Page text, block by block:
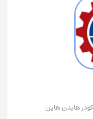
هایدن هاین